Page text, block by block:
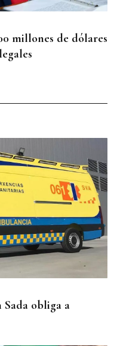
millones de dólares
oferta de petróleo
obliga a